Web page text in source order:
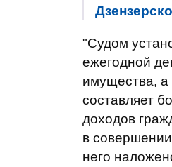
"Судом
ежегодной
имущества, а
составляет
доходов
в
него